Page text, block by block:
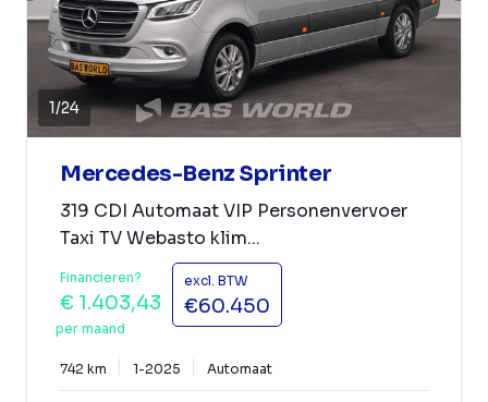
1/24
Mercedes-Benz Sprinter
319 CDI Automaat VIP Personenvervoer
Taxi TV Webasto klim...
Financieren?
€ 1.403,43
per maand
excl. BTW
€60.450
742 km 1-2025 Automaat